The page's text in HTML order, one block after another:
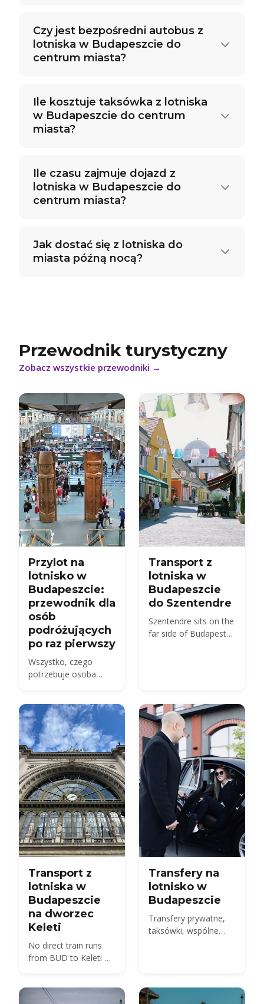
Czy jest bezpośredni autobus z
lotniska w Budapeszcie do
centrum miasta?
Ile kosztuje taksówka z lotniska
w Budapeszcie do centrum
miasta?
Ile czasu zajmuje dojazd z
lotniska w Budapeszcie do
centrum miasta?
Jak dostać się z lotniska do
miasta późną nocą?
Przewodnik turystyczny
Zobacz wszystkie przewodniki →
Przylot na
lotnisko w
Budapeszcie:
przewodnik dla
osób
podróżujących
po raz pierwszy
Wszystko, czego
potrzebuje osoba
Terminalu 2, kontrola
paszportowa, odbiór
bagażu, odprawa
celna oraz jak dostać
się z BUD do centrum
miasta.
Transport z
lotniska w
Budapeszcie
do Szentendre
Szentendre sits on the
far side of Budapest
Transport z
lotniska w
Budapeszcie
na dworzec
Keleti
No direct train runs
from BUD to Keleti —
850 HUF budget route,
Transfery na
lotnisko w
Budapeszcie
Transfery prywatne,
taksówki, wspólne
dokonać